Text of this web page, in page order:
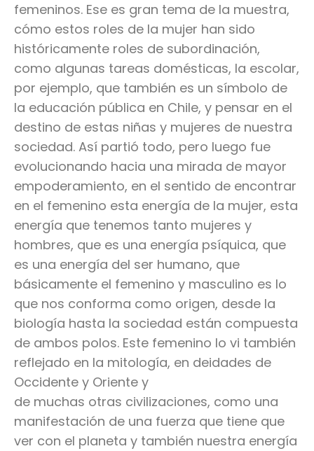
femeninos. Ese es gran tema de la muestra,
cómo estos roles de la mujer han sido
históricamente roles de subordinación,
como algunas tareas domésticas, la escolar,
por ejemplo, que también es un símbolo de
la educación pública en Chile, y pensar en el
destino de estas niñas y mujeres de nuestra
sociedad. Así partió todo, pero luego fue
evolucionando hacia una mirada de mayor
empoderamiento, en el sentido de encontrar
en el femenino esta energía de la mujer, esta
energía que tenemos tanto mujeres y
hombres, que es una energía psíquica, que
es una energía del ser humano, que
básicamente el femenino y masculino es lo
que nos conforma como origen, desde la
biología hasta la sociedad están compuesta
de ambos polos. Este femenino lo vi también
reflejado en la mitología, en deidades de
Occidente y Oriente y
de muchas otras civilizaciones, como una
manifestación de una fuerza que tiene que
ver con el planeta y también nuestra energía